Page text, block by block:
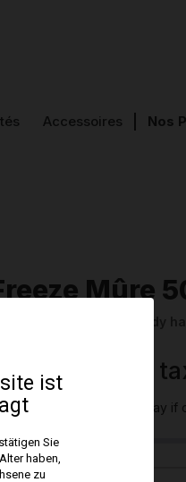
ist
Sie
haben,
zu
Accessoires Nos
Mûre
Sent today